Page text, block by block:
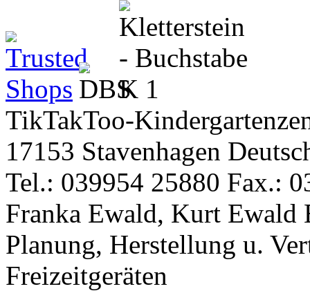
TikTakToo-
17153 Stavenhagen
Tel.: 039954 25880 Fax.:
Franka Ewald, Kurt Ewald
Planung, Herstellung u.
Freizeitgeräten